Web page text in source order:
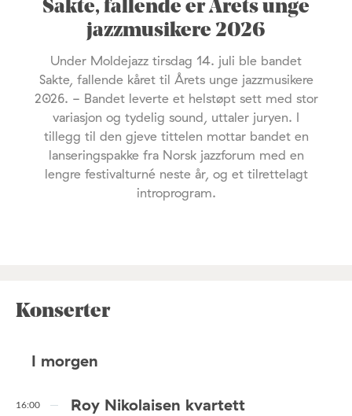
Sakte, fallende er Årets unge
jazzmusikere 2026
Under Moldejazz tirsdag 14. juli ble bandet
Sakte, fallende kåret til Årets unge jazzmusikere
2026. - Bandet leverte et helstøpt sett med stor
variasjon og tydelig sound, uttaler juryen. I
tillegg til den gjeve tittelen mottar bandet en
lanseringspakke fra Norsk jazzforum med en
lengre festivalturné neste år, og et tilrettelagt
introprogram.
Konserter
I morgen
16:00 Roy Nikolaisen kvartett